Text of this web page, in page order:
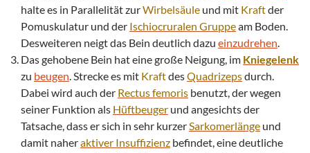
halte es in Parallelität zurWirbelsäule und mit Kraftder
Pomuskulatur und der Ischiocruralen Gruppeam Boden.
Desweiteren neigt das Bein deutlich dazu einzudrehen.
Das gehobene Bein hat eine große Neigung, im Kniegelenk
zu beugen. Strecke es mit KraftdesQuadrizepsdurch.
Dabei wird auch der Rectus femoris benutzt, der wegen
seiner Funktion als Hüftbeuger und angesichts der
Tatsache, dass er sich in sehr kurzerSarkomerlänge und
damit naheraktiver Insuffizienz befindet, eine deutliche